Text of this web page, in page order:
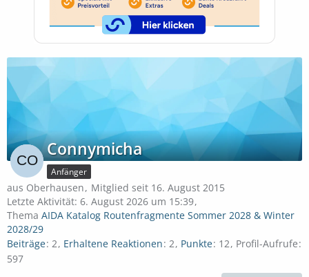
Connymicha
Anfänger
aus Oberhausen
Mitglied seit 16. August 2015
Letzte Aktivität: 6. August 2026 um 15:39
Thema AIDA Katalog Routenfragmente Sommer 2028 & Winter
2028/29
Beiträge 2 Erhaltene Reaktionen 2 Punkte 12 Profil-Aufrufe
597